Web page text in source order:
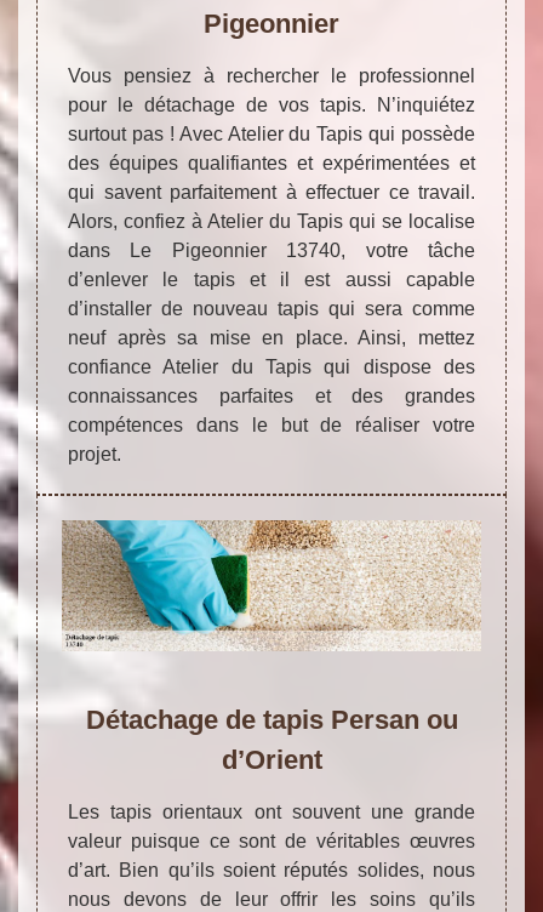
Pigeonnier
Vous pensiez à rechercher le professionnel
pour le détachage de vos tapis. N’inquiétez
surtout pas ! Avec Atelier du Tapis qui possède
des équipes qualifiantes et expérimentées et
qui savent parfaitement à effectuer ce travail.
Alors, confiez à Atelier du Tapis qui se localise
dans Le Pigeonnier 13740, votre tâche
d’enlever le tapis et il est aussi capable
d’installer de nouveau tapis qui sera comme
neuf après sa mise en place. Ainsi, mettez
confiance Atelier du Tapis qui dispose des
connaissances parfaites et des grandes
compétences dans le but de réaliser votre
projet.
Détachage de tapis Persan ou
d’Orient
Les tapis orientaux ont souvent une grande
valeur puisque ce sont de véritables œuvres
d’art. Bien qu’ils soient réputés solides, nous
nous devons de leur offrir les soins qu’ils